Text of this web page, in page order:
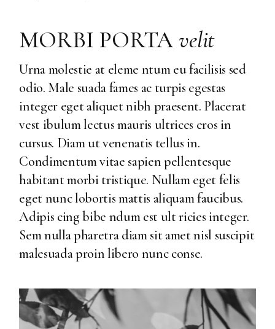
MORBI PORTA velit
Urna molestie at eleme ntum eu facilisis sed
odio. Male suada fames ac turpis egestas
integer eget aliquet nibh praesent. Placerat
vest ibulum lectus mauris ultrices eros in
cursus. Diam ut venenatis tellus in.
Condimentum vitae sapien pellentesque
habitant morbi tristique. Nullam eget felis
eget nunc lobortis mattis aliquam faucibus.
Adipis cing bibe ndum est ult ricies integer.
Sem nulla pharetra diam sit amet nisl suscipit
malesuada proin libero nunc conse.